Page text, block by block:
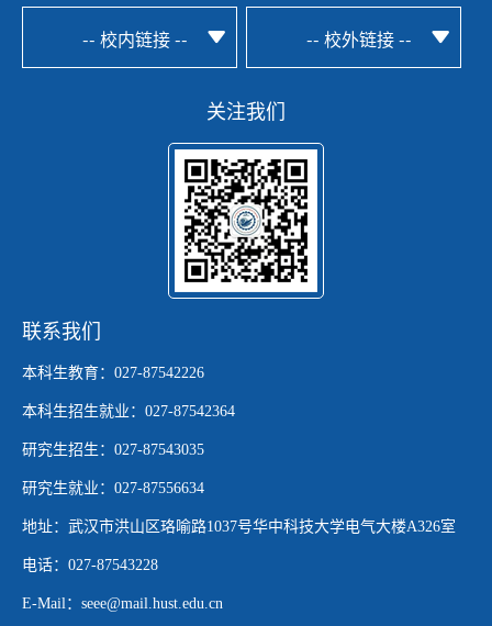
-- 校内链接 -- -- 校外链接 --
关注我们
联系我们
本科生教育：027-87542226
本科生招生就业：027-87542364
研究生招生：027-87543035
研究生就业：027-87556634
地址：武汉市洪山区珞喻路1037号华中科技大学电气大楼A326室
电话：027-87543228
E-Mail：seee@mail.hust.edu.cn